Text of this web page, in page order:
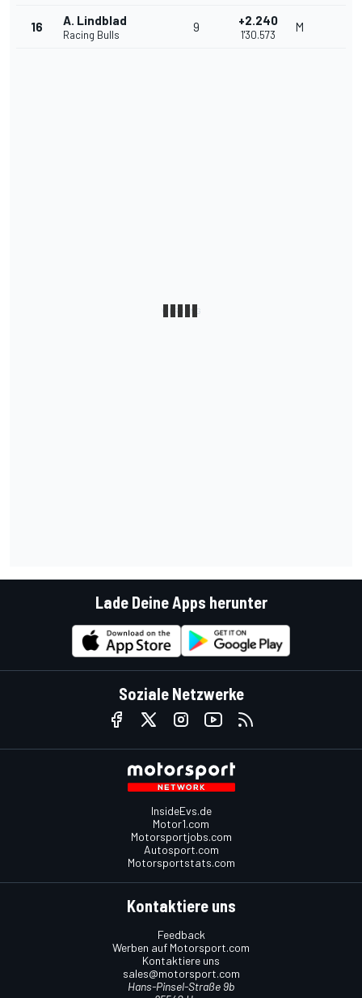
16 A. Lindblad
Racing Bulls
9 +2.240
1'30.573
M
Lade Deine Apps herunter
Soziale Netzwerke
InsideEvs.de
Motor1.com
Motorsportjobs.com
Autosport.com
Motorsportstats.com
Kontaktiere uns
Feedback
Werben auf Motorsport.com
Kontaktiere uns
sales@motorsport.com
Hans-Pinsel-Straße 9b